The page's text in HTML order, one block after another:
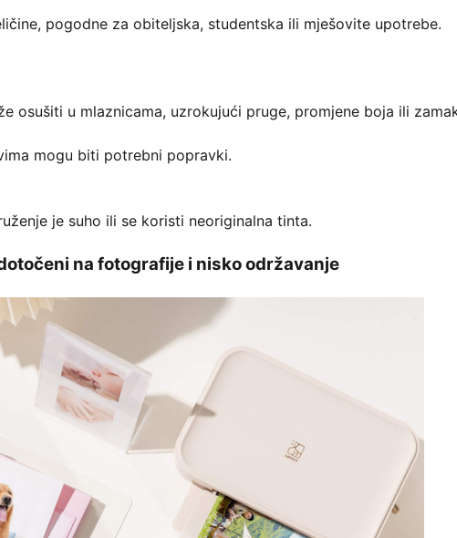
pogodne za obiteljska, studentska ili mješovite upotrebe.
osušiti u mlaznicama, uzrokujući pruge, promjene boja ili
mogu biti potrebni popravki.
je suho ili se koristi neoriginalna tinta.
na fotografije i nisko održavanje